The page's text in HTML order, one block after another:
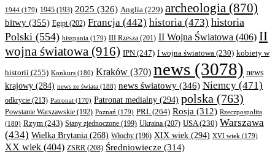
1944 (179) 1945 (193) 2025 (326) Anglia (229) archeologia (870)
bitwy (355) Egipt(202) Francja (442) historia (473) historia
Polski (554) hiszpania (179) III Rzesza (201) II Wojna Światowa (406) II
wojna światowa (916) IPN (247) I wojna światowa (230) kobiety w
historii (255) Konkurs (180) Kraków (370) news (3078) news
krajowy (284) news ze świata (188) news światowy (346) Niemcy (471)
odkrycie (213) Patronat (170) Patronat medialny (294) polska (763)
Powstanie Warszawskie (192) Poznań (179) PRL(264) Rosja (312) Rzeczpospolita
(180) Rzym (243) Stany zjednoczone (199) Ukraina (207) USA(230) Warszawa
(434) Wielka Brytania (268) Włochy (196) XIX wiek (294) XVI wiek (179)
XX wiek (404) ZSRR (208) Średniowiecze (314)